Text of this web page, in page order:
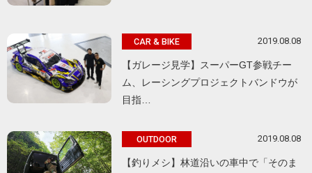
CAR & BIKE 2019.08.08
【ガレージ見学】スーパーGT参戦チー
ム、レーシングプロジェクトバンドウが
目指…
OUTDOOR 2019.08.08
【釣りメシ】林道沿いの車中で「そのま